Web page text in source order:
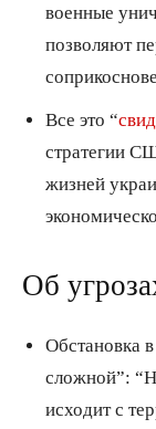
военные
позволяют
Все это “
стратегии
жизней
Об
Обстановка
сложной”:
исходит с